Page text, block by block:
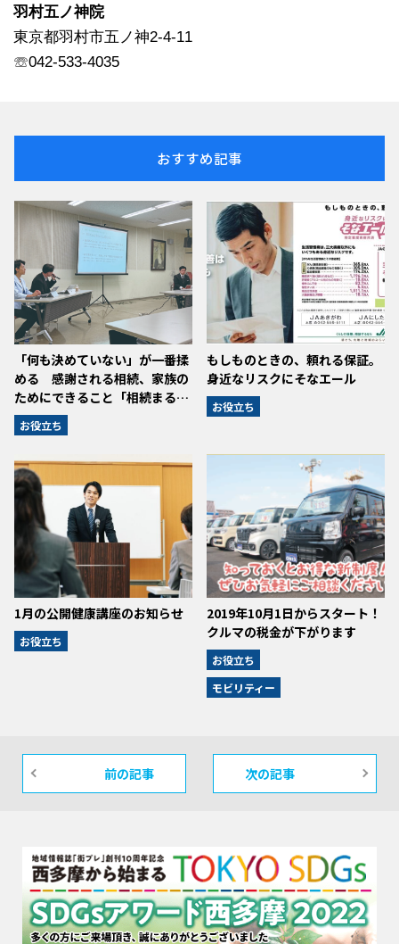
羽村五ノ神院
東京都羽村市五ノ神2-4-11
☏042-533-4035
おすすめ記事
「何も決めていない」が一番揉
める 感謝される相続、家族の
ためにできること「相続まる…
お役立ち
もしものときの、頼れる保証。
身近なリスクにそなエール
お役立ち
1月の公開健康講座のお知らせ
お役立ち
2019年10月1日からスタート！
クルマの税金が下がります
お役立ち
モビリティー
前の記事 次の記事